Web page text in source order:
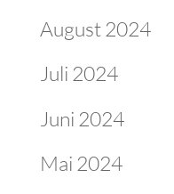
August 2024
Juli 2024
Juni 2024
Mai 2024